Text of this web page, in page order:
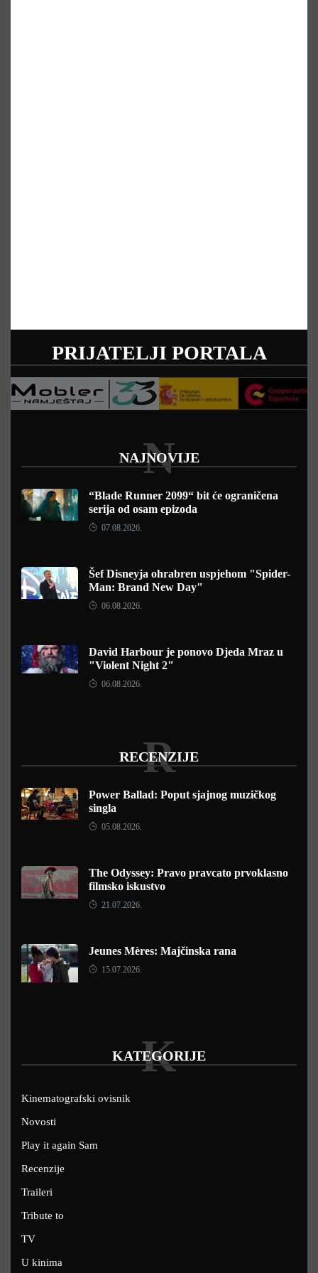
PRIJATELJI PORTALA
NAJNOVIJE
N
“Blade Runner 2099“ bit će ograničena
serija od osam epizoda
07.08.2026.
Šef Disneyja ohrabren uspjehom "Spider-
Man: Brand New Day"
06.08.2026.
David Harbour je ponovo Djeda Mraz u
"Violent Night 2"
06.08.2026.
RECENZIJE
R
Power Ballad: Poput sjajnog muzičkog
singla
05.08.2026.
The Odyssey: Pravo pravcato prvoklasno
filmsko iskustvo
21.07.2026.
Jeunes Mères: Majčinska rana
15.07.2026.
KATEGORIJE
K
Kinematografski ovisnik
Novosti
Play it again Sam
Recenzije
Traileri
Tribute to
TV
U kinima